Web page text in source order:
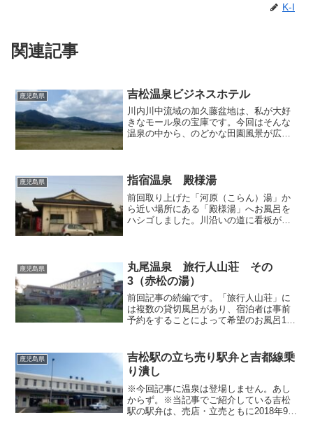
K-I
関連記事
鹿児島県 吉松温泉ビジネスホテル
川内川中流域の加久藤盆地は、私が大好
きなモール泉の宝庫です。今回はそんな
温泉の中から、のどかな田園風景が広が
り、ここを通れば路傍に立つ...
鹿児島県 指宿温泉 殿様湯
前回取り上げた「河原（こらん）湯」か
ら近い場所にある「殿様湯」へお風呂を
ハシゴしました。川沿いの道に看板が立
島津の家紋が殿様湯という...
鹿児島県
丸尾温泉 旅行人山荘 その
3（赤松の湯）
前回記事の続編です。「旅行人山荘」に
は複数の貸切風呂があり、宿泊者は事前
予約をすることによって希望のお風呂1ヶ
湯」。このお風呂を目当てに宿泊するお
客さんもいるんだとか。...
鹿児島県
吉松駅の立ち売り駅弁と吉都線乗
り潰し
※今回記事に温泉は登場しません。あし
からず。※当記事でご紹介している吉松
駅の駅弁は、売店・立売ともに2018年9月